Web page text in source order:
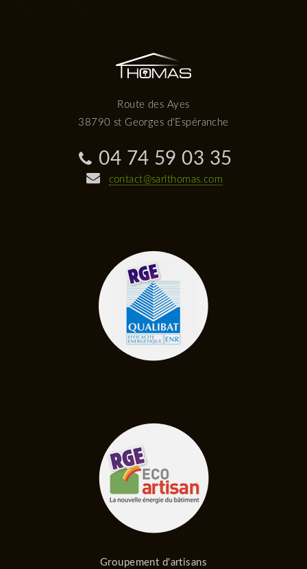
Route des Ayes
38790 st Georges d'Espéranche
04 74 59 03 35
contact@sarlthomas.com
Groupement d'artisans